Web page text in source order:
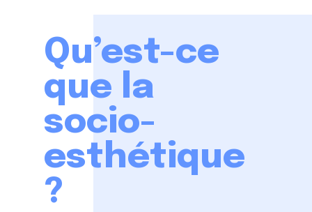
Qu’est-ce
que la
socio-
esthétique
?